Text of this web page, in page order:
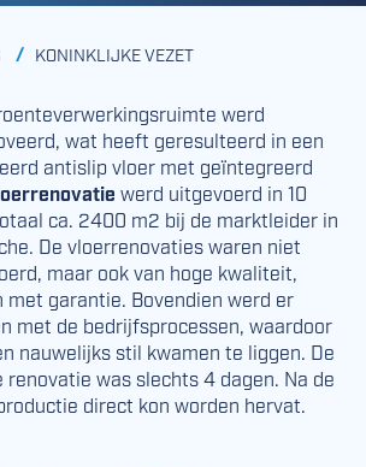
KONINKLIJKE VEZET
/
werd
wat heeft geresulteerd in een
antislip vloer met geïntegreerd
werd uitgevoerd in 10
ca. 2400 m2 bij de marktleider in
De vloerrenovaties waren niet
maar ook van hoge kwaliteit,
garantie. Bovendien werd er
met de bedrijfsprocessen, waardoor
nauwelijks stil kwamen te liggen. De
was slechts 4 dagen. Na de
direct kon worden hervat.